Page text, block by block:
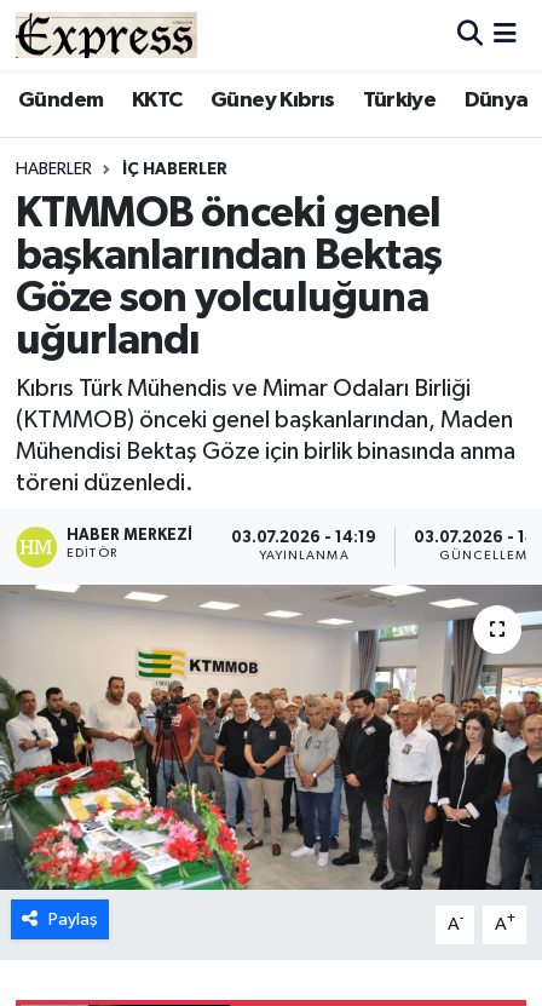
Gündem KKTC Güney Kıbrıs Türkiye Dünya
HABERLER İÇ HABERLER
KTMMOB önceki genel
başkanlarından Bektaş
Göze son yolculuğuna
uğurlandı
Kıbrıs Türk Mühendis ve Mimar Odaları Birliği
(KTMMOB) önceki genel başkanlarından, Maden
Mühendisi Bektaş Göze için birlik binasında anma
töreni düzenledi.
HABER MERKEZI
EDITÖR
03.07.2026 - 14:19
YAYINLANMA
03.07.2026 -
GÜNCELLEME
Paylaş A- A+
ALAYKÖY
BİLİM
ÇATALKÖY
DÜNYA
EĞİTİM
EKONOMİ
ENGLISH
ESENTEPE
GAZİMAĞUSA
GİRNE
GÜNDEM
GÜNEY KIBRIS
İÇ HABERLER
Hava Durumu
Süper Lig Puan Durumu ve Fikstür
Tüm Manşetler
Son Dakika Haberleri
Haber Arşivi